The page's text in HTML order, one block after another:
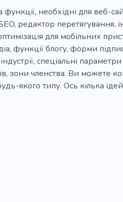
функції, необхідні для веб-
редактор перетягування,
для мобільних
функції блогу, форми
спеціальні
зони членства. Ви можете
якого типу. Ось кілька